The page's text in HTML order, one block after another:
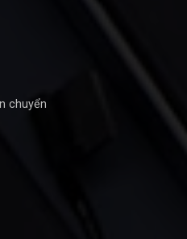
chuyển